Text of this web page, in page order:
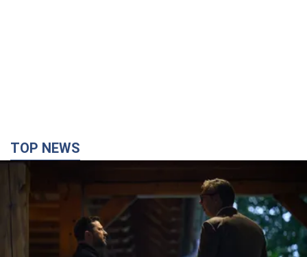
TOP NEWS